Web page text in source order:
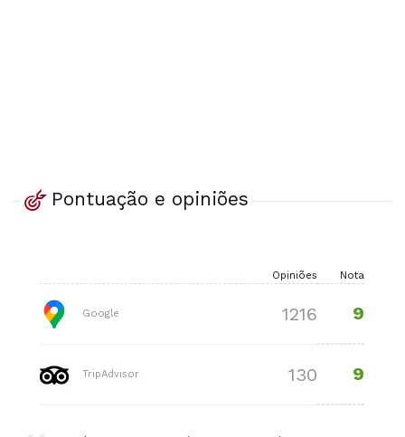
Pontuação e opiniões
Opiniões Nota
Google 1216 9
TripAdvisor 130 9